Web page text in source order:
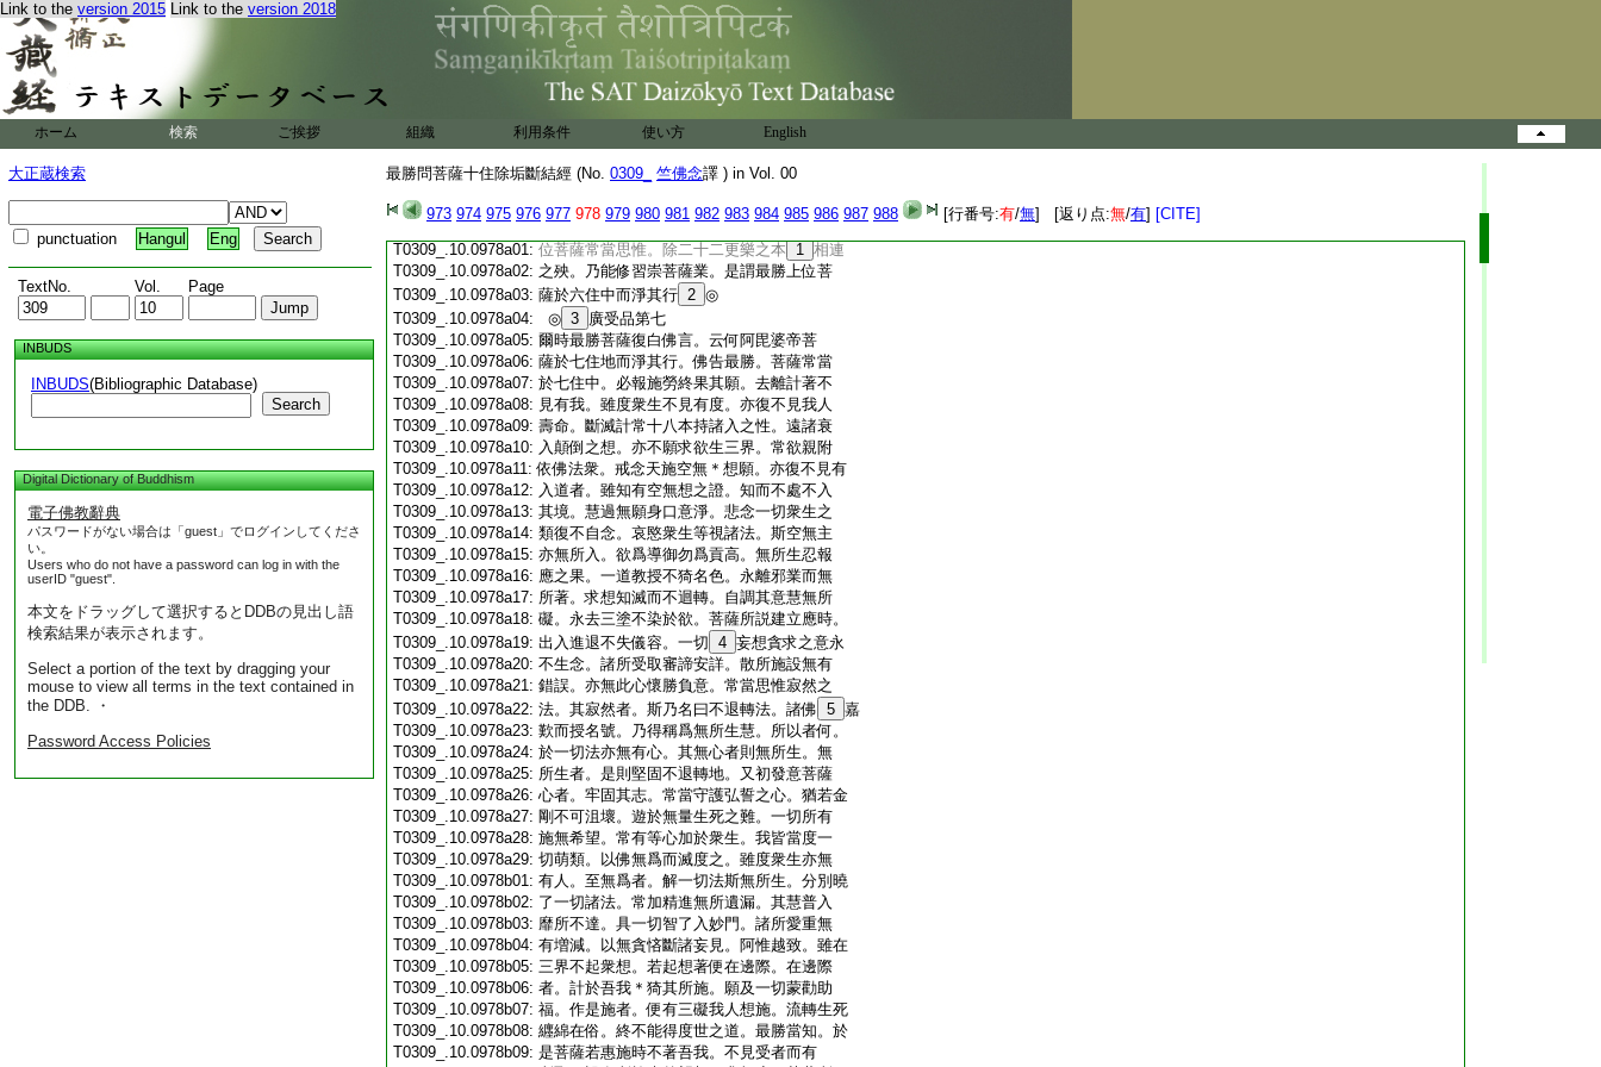
Link to the version 2015 Link to the version 2018
ホーム 検索 ご挨拶 組織 利用条件 使い方 English
大正蔵検索
punctuation Hangul Eng
TextNo. Vol. Page
INBUDS
INBUDS(Bibliographic Database)
Search
Digital Dictionary of Buddhism
電子佛教辭典
パスワードがない場合は「guest」でログインしてくださ
い。
Users who do not have a password can log in with the
userID "guest".
本文をドラッグして選択するとDDBの見出し語
検索結果が表示されます。
Select a portion of the text by dragging your
mouse to view all terms in the text contained in
the DDB. ・
Password Access Policies
最勝問菩薩十住除垢斷結經 (No. 0309_ 竺佛念譯 ) in Vol. 00
973 974 975 976 977 978 979 980 981 982 983 984 985 986 987 988 [行番号:有/無] [返り点:無/有] [CITE]
T0309_.10.0977c19:所從縁起。所見萬物皆有想求。別了其意而
T0309_.10.0977c20:無是非。雖不求者亦不永忘。是謂 14
T0309_.10.0977c21: 與去來今現在事而倶同塵。亦不住中有僥
T0309_.10.0977c22:倖心。悉知消滅而無所有。是謂盡諦。欲致道
者了苦＊習盡。以八 15 十四聖所尊重神達之
智。除去縁縛猶豫結網。是謂盡諦。分別四諦
T0309_.10.0977c25:一切所現。善惡苦樂心知世間。悉了本末不
T0309_.10.0977c27:道諦。解了身空寂滅不起。 16
亦無殃釁亦不除
T0309_.10.0977c28:罪。無取無捨復無斷壞。無身不身不見施設
T0309_.10.0977c29:有造作者。不在彼此亦無中間。如是最勝。上
T0309_.10.0978a01: 位菩薩常當思惟。除二十二更樂之本 1 相連
T0309_.10.0978a02: 之殃。乃能修習崇菩薩業。是謂最勝上位菩
T0309_.10.0978a03: 薩於六住中而淨其行 2 ◎
T0309_.10.0978a04:
◎ 3 廣受品第七
T0309_.10.0978a05: 爾時最勝菩薩復白佛言。云何阿毘婆帝菩
T0309_.10.0978a06: 薩於七住地而淨其行。佛告最勝。菩薩常當
T0309_.10.0978a07: 於七住中。必報施勞終果其願。去離計著不
T0309_.10.0978a08: 見有我。雖度衆生不見有度。亦復不見我人
T0309_.10.0978a09: 壽命。斷滅計常十八本持諸入之性。遠諸衰
T0309_.10.0978a10: 入顛倒之想。亦不願求欲生三界。常欲親附
T0309_.10.0978a11:依佛法衆。戒念天施空無＊想願。亦復不見有
T0309_.10.0978a12: 入道者。雖知有空無想之證。知而不處不入
T0309_.10.0978a13: 其境。慧過無願身口意淨。悲念一切衆生之
T0309_.10.0978a14: 類復不自念。哀愍衆生等視諸法。斯空無主
T0309_.10.0978a15: 亦無所入。欲爲導御勿爲貢高。無所生忍報
T0309_.10.0978a16: 應之果。一道教授不猗名色。永離邪業而無
T0309_.10.0978a17: 所著。求想知滅而不迴轉。自調其意慧無所
T0309_.10.0978a18: 礙。永去三塗不染於欲。菩薩所説建立應時。
T0309_.10.0978a19: 出入進退不失儀容。一切 4 妄想貪求之意永
T0309_.10.0978a20: 不生念。諸所受取審諦安詳。散所施設無有
T0309_.10.0978a21: 錯誤。亦無此心懷勝負意。常當思惟寂然之
T0309_.10.0978a22: 法。其寂然者。斯乃名曰不退轉法。諸佛 5 嘉
T0309_.10.0978a23: 歎而授名號。乃得稱爲無所生慧。所以者何。
T0309_.10.0978a24: 於一切法亦無有心。其無心者則無所生。無
T0309_.10.0978a25: 所生者。是則堅固不退轉地。又初發意菩薩
T0309_.10.0978a26: 心者。牢固其志。常當守護弘誓之心。猶若金
T0309_.10.0978a27: 剛不可沮壞。遊於無量生死之難。一切所有
T0309_.10.0978a28: 施無希望。常有等心加於衆生。我皆當度一
T0309_.10.0978a29: 切萌類。以佛無爲而滅度之。雖度衆生亦無
T0309_.10.0978b01: 有人。至無爲者。解一切法斯無所生。分別曉
T0309_.10.0978b02: 了一切諸法。常加精進無所遺漏。其慧普入
T0309_.10.0978b03: 靡所不達。具一切智了入妙門。諸所愛重無
T0309_.10.0978b04: 有増減。以無貪悋斷諸妄見。阿惟越致。雖在
T0309_.10.0978b05: 三界不起衆想。若起想著便在邊際。在邊際
T0309_.10.0978b06: 者。計於吾我＊猗其所施。願及一切蒙勸助
T0309_.10.0978b07: 福。作是施者。便有三礙我人想施。流轉生死
T0309_.10.0978b08: 纒綿在俗。終不能得度世之道。最勝當知。於
T0309_.10.0978b09: 是菩薩若惠施時不著吾我。不見受者而有